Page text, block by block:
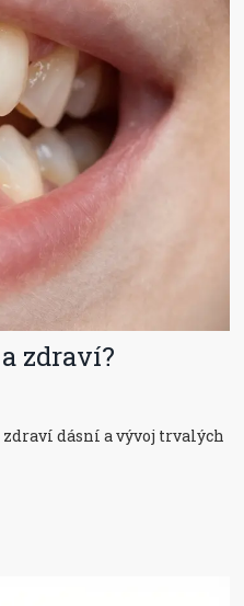
zdraví?
dásní a vývoj trvalých